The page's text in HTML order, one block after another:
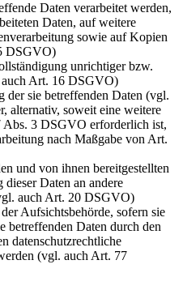
Daten verarbeitet werden,
Daten, auf weitere
sowie auf Kopien
DSGVO)
unrichtiger bzw.
Art. 16 DSGVO)
der sie betreffenden Daten (vgl.
alternativ, soweit eine weitere
Abs. 3 DSGVO erforderlich ist,
nach Maßgabe von Art.
und von ihnen bereitgestellten
Daten an andere
auch Art. 20 DSGVO)
Aufsichtsbehörde, sofern sie
betreffenden Daten durch den
datenschutzrechtliche
(vgl. auch Art. 77